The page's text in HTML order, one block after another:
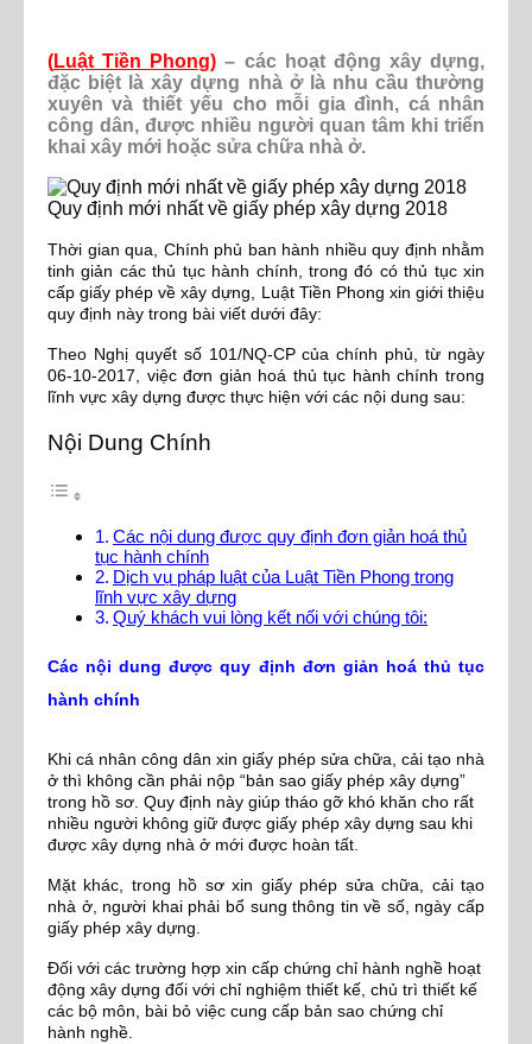
(Luật Tiền Phong) – các hoạt động xây dựng,
đặc biệt là xây dựng nhà ở là nhu cầu thường
xuyên và thiết yếu cho mỗi gia đình, cá nhân
công dân, được nhiều người quan tâm khi triển
khai xây mới hoặc sửa chữa nhà ở.
Quy định mới nhất về giấy phép xây dựng 2018
Thời gian qua, Chính phủ ban hành nhiều quy định nhằm
tinh giản các thủ tục hành chính, trong đó có thủ tục xin
cấp giấy phép về xây dựng, Luật Tiền Phong xin giới thiệu
quy định này trong bài viết dưới đây:
Theo Nghị quyết số 101/NQ-CP của chính phủ, từ ngày
06-10-2017, việc đơn giản hoá thủ tục hành chính trong
lĩnh vực xây dựng được thực hiện với các nội dung sau:
Nội Dung Chính
Các nội dung được quy định đơn giản hoá thủ
tục hành chính
Dịch vụ pháp luật của Luật Tiền Phong trong
lĩnh vực xây dựng
Quý khách vui lòng kết nối với chúng tôi:
Các nội dung được quy định đơn giản hoá thủ tục
hành chính
Khi cá nhân công dân xin giấy phép sửa chữa, cải tạo nhà
ở thì không cần phải nộp “bản sao giấy phép xây dựng”
trong hồ sơ. Quy định này giúp tháo gỡ khó khăn cho rất
nhiều người không giữ được giấy phép xây dựng sau khi
được xây dựng nhà ở mới được hoàn tất.
Mặt khác, trong hồ sơ xin giấy phép sửa chữa, cải tạo
nhà ở, người khai phải bổ sung thông tin về số, ngày cấp
giấy phép xây dựng.
Đối với các trường hợp xin cấp chứng chỉ hành nghề hoạt
động xây dựng đối với chỉ nghiệm thiết kế, chủ trì thiết kế
các bộ môn, bài bỏ việc cung cấp bản sao chứng chỉ
hành nghề.